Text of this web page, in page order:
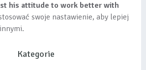
his attitude to work better with
swoje nastawienie, aby lepiej
Kategorie